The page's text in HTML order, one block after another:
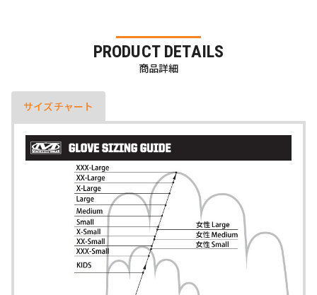
PRODUCT DETAILS
商品詳細
サイズチャート